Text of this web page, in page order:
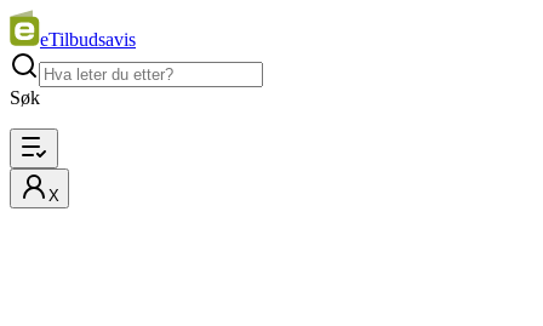
eTilbudsavis
Søk
X